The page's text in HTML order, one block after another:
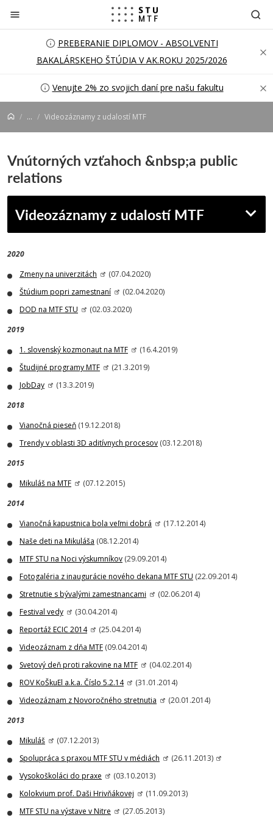
Prejsť na obsah
PREBERANIE DIPLOMOV - ABSOLVENTI
BAKALÁRSKEHO ŠTÚDIA V AK.ROKU 2025/2026
Venujte 2% zo svojich daní pre našu fakultu
... Videozáznamy z udalostí MTF
Vnútorných vzťahoch &nbsp;a public
relations
Videozáznamy z udalostí MTF
2020
Zmeny na univerzitách
(07.04.2020)
Štúdium popri zamestnaní
(02.04.2020)
DOD na MTF STU
(02.03.2020)
2019
1. slovenský kozmonaut na MTF
(16.4.2019)
Študijné programy MTF
(21.3.2019)
JobDay
(13.3.2019)
2018
Vianočná pieseň (19.12.2018)
Trendy v oblasti 3D aditívnych procesov (03.12.2018)
2015
Mikuláš na MTF
(07.12.2015)
2014
Vianočná kapustnica bola veľmi dobrá
(17.12.2014)
Naše deti na Mikuláša (08.12.2014)
MTF STU na Noci výskumníkov (29.09.2014)
Fotogaléria z inaugurácie nového dekana MTF STU (22.09.2014)
Stretnutie s bývalými zamestnancami
(02.06.2014)
Festival vedy
(30.04.2014)
Reportáž ECIC 2014
(25.04.2014)
Videozáznam z dňa MTF (09.04.2014)
Svetový deň proti rakovine na MTF
(04.02.2014)
ROV KoŠkuEl a.k.a. Číslo 5.2.14
(31.01.2014)
Videozáznam z Novoročného stretnutia
(20.01.2014)
2013
Mikuláš
(07.12.2013)
Spolupráca s praxou MTF STU v médiách
(26.11.2013)
Vysokoškoláci do praxe
(03.10.2013)
Kolokvium prof. Daši Hrivňákovej
(11.09.2013)
MTF STU na výstave v Nitre
(27.05.2013)